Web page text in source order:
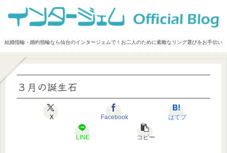
結婚指輪・婚約指輪なら仙台のインタージェムで！お二人のために素敵なリング選びをお手伝い
３月の誕生石
X Facebook はてブ
LINE コピー